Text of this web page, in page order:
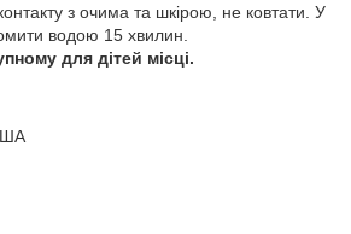
з очима та шкірою, не ковтати. У
водою 15 хвилин.
для дітей місці.